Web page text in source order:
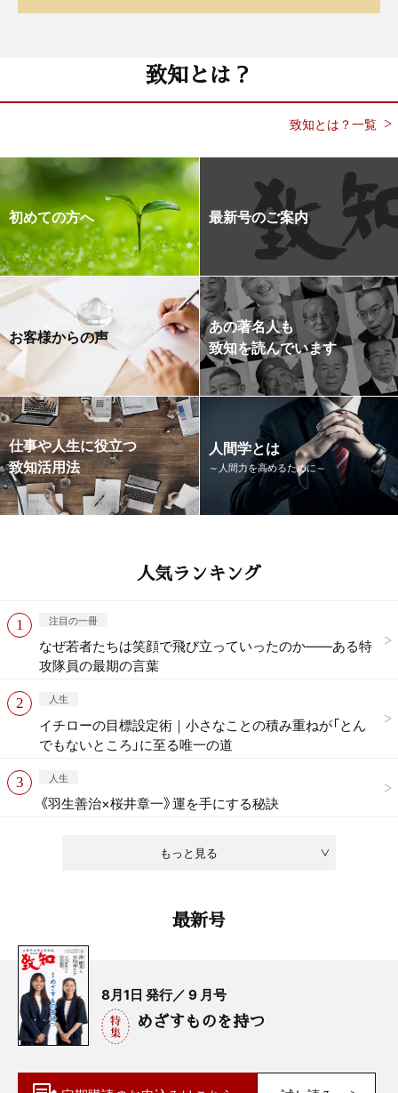
致知とは？
致知とは？一覧
初めての方へ 最新号のご案内
お客様からの声
あの著名人も
致知を読んでいます
仕事や人生に役立つ
致知活用法
人間学とは
～人間力を高めるために～
人気ランキング
もっと見る
注目の一冊
なぜ若者たちは笑顔で飛び立っていったのか——ある特
攻隊員の最期の言葉
人生
イチローの目標設定術｜小さなことの積み重ねが「とん
でもないところ」に至る唯一の道
人生
《羽生善治×桜井章一》運を手にする秘訣
最新号
8月1日 発行／ 9 月号
めざすものを持つ